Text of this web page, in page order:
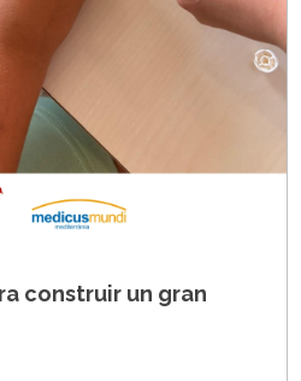
construir un gran